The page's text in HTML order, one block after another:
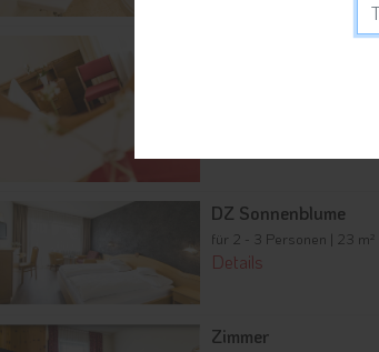
DZ Sonnenblume
für 2 - 3 Personen | 23 m²
Details
Zimmer